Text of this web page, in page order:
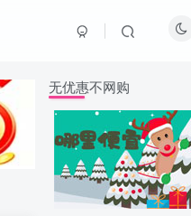
无优惠不网购